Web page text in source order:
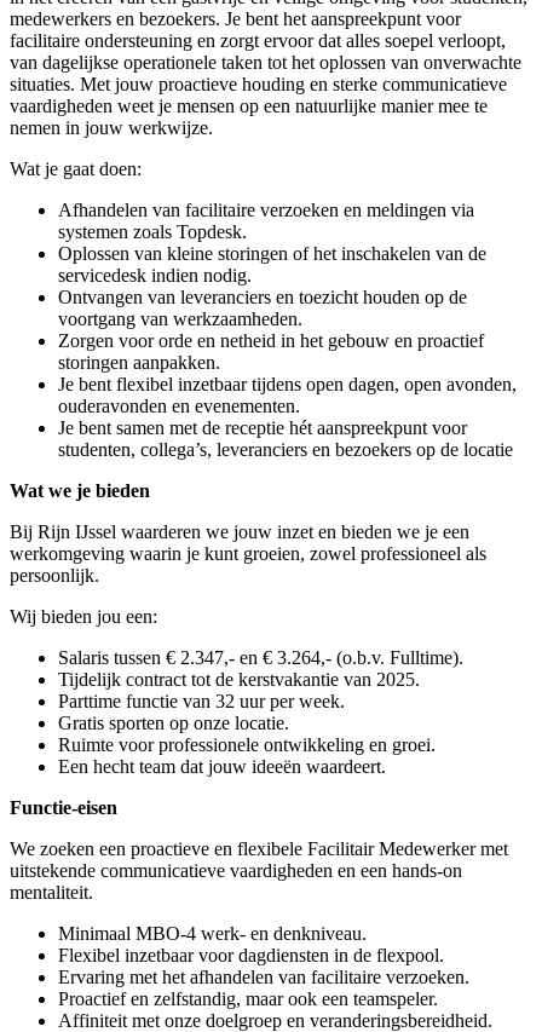
medewerkers en bezoekers. Je bent het aanspreekpunt voor
facilitaire ondersteuning en zorgt ervoor dat alles soepel verloopt,
van dagelijkse operationele taken tot het oplossen van onverwachte
situaties. Met jouw proactieve houding en sterke communicatieve
vaardigheden weet je mensen op een natuurlijke manier mee te
nemen in jouw werkwijze.
Wat je gaat doen:
Afhandelen van facilitaire verzoeken en meldingen via
systemen zoals Topdesk.
Oplossen van kleine storingen of het inschakelen van de
servicedesk indien nodig.
Ontvangen van leveranciers en toezicht houden op de
voortgang van werkzaamheden.
Zorgen voor orde en netheid in het gebouw en proactief
storingen aanpakken.
Je bent flexibel inzetbaar tijdens open dagen, open avonden,
ouderavonden en evenementen.
Je bent samen met de receptie hét aanspreekpunt voor
studenten, collega’s, leveranciers en bezoekers op de locatie
Wat we je bieden
Bij Rijn IJssel waarderen we jouw inzet en bieden we je een
werkomgeving waarin je kunt groeien, zowel professioneel als
persoonlijk.
Wij bieden jou een:
Salaris tussen € 2.347,- en € 3.264,- (o.b.v. Fulltime).
Tijdelijk contract tot de kerstvakantie van 2025.
Parttime functie van 32 uur per week.
Gratis sporten op onze locatie.
Ruimte voor professionele ontwikkeling en groei.
Een hecht team dat jouw ideeën waardeert.
Functie-eisen
We zoeken een proactieve en flexibele Facilitair Medewerker met
uitstekende communicatieve vaardigheden en een hands-on
mentaliteit.
Minimaal MBO-4 werk- en denkniveau.
Flexibel inzetbaar voor dagdiensten in de flexpool.
Ervaring met het afhandelen van facilitaire verzoeken.
Proactief en zelfstandig, maar ook een teamspeler.
Affiniteit met onze doelgroep en veranderingsbereidheid.